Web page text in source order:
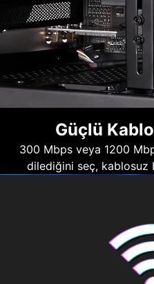
Güçlü
300 Mbps veya 1200
dilediğini seç, kablosuz